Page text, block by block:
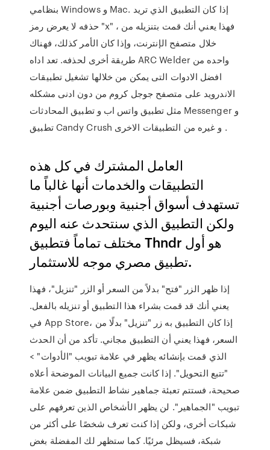
بنظامي Windows و Mac. إذا كان التطبيق الذي تريد
حذفه لا يعرض رمز "x" ، فهذا يعني أنك قمت بتنزيله من
خلال متصفح الإنترنت، وإذا كان الأمر كذلك، فهناك
طريقة أخرى لحذفه. تعد اداه ARC Welder واحده من
افضل الادوات التى يمكن من خلالها تشغيل تطبيقات
الاندرويد على متصفح جوجل كروم من دون ادنى مشكله
مثل تطبيق واتس اب و تطبيق المحادثات Messenger و
تطبيق Candy Crush و غيره من التطبيقات الاخرى .
العامل المشترك في كل هذه
التطبيقات والخدمات أنها غالباً ما
تستهدف أسواق أجنبية وبورصات أجنبية
ولكن التطبيق الذي سنتحدث عنه اليوم
مختلف تماماً فتطبيق Thndr هو أول
تطبيق مصري موجه للاستثمار.
إذا ظهر الزر "فتح" بدلاً من السعر أو الزر "تنزيل"، فهذا
يعني أنك قد قمت بشراء هذا التطبيق أو تنزيله بالفعل.
في App Store، إذا كان التطبيق به زر "تنزيل" بدلًا من
السعر، فهذا يعني أن التطبيق مجاني. تأكد من أن الحدث
الذي قمت بإنشائه يظهر في علامة تبويب "الأدوات" >
"تتبع التحويل". إذا كانت جميع البيانات الموضحة أعلاه
صحيحة، فستتم تعبئة جماهير نشاط التطبيق ضمن علامة
تبويب "الجماهير". لن يظهر الأشخاص الذين تعرفهم على
شبكات أخرى، ولكن إذا كنت تعرف شخصًا على أكثر من
شبكة، فسيظل مرئيًا. كما ستظهر لك المفضلة بغض